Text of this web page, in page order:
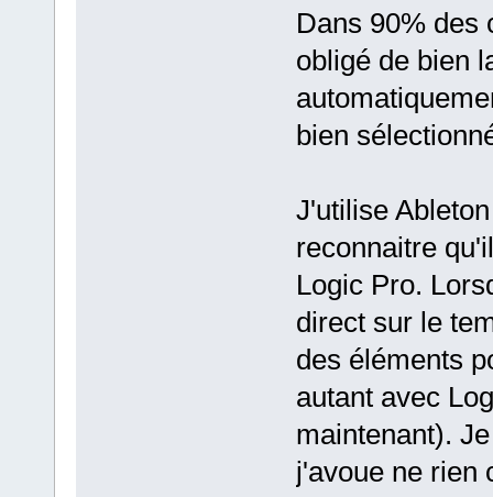
Dans 90% des
obligé de bien
bien
J'utilise
reconnaitre
Logic Pro.
direct sur le
des éléments
autant avec
maintenant).
j'avoue ne rien